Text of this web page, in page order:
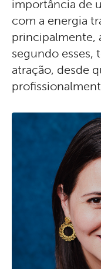
importância de
com a energia
principalmente,
segundo esses,
atração, desde